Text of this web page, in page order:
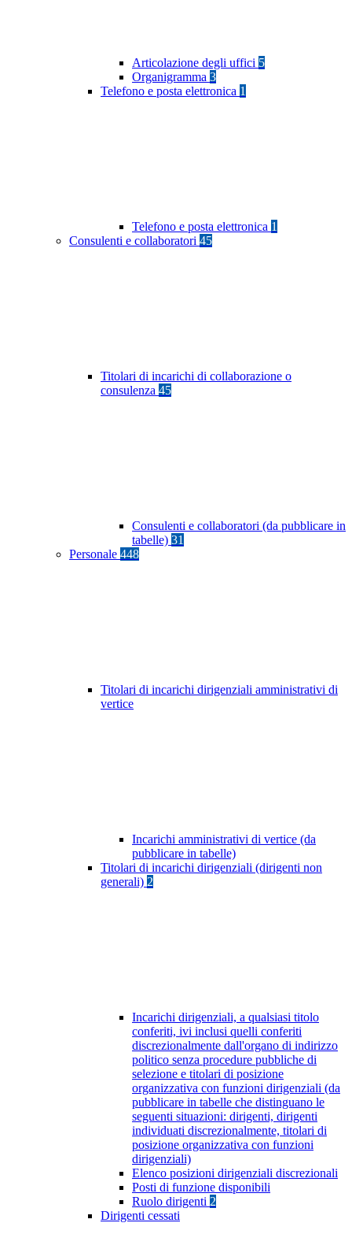
Articolazione degli uffici 5
Organigramma 3
Telefono e posta elettronica 1
Telefono e posta elettronica 1
Consulenti e collaboratori 45
Titolari di incarichi di collaborazione o
consulenza 45
Consulenti e collaboratori (da pubblicare in
tabelle) 31
Personale 448
Titolari di incarichi dirigenziali amministrativi di
vertice
Incarichi amministrativi di vertice (da
pubblicare in tabelle)
Titolari di incarichi dirigenziali (dirigenti non
generali) 2
Incarichi dirigenziali, a qualsiasi titolo
conferiti, ivi inclusi quelli conferiti
discrezionalmente dall'organo di indirizzo
politico senza procedure pubbliche di
selezione e titolari di posizione
organizzativa con funzioni dirigenziali (da
pubblicare in tabelle che distinguano le
seguenti situazioni: dirigenti, dirigenti
individuati discrezionalmente, titolari di
posizione organizzativa con funzioni
dirigenziali)
Elenco posizioni dirigenziali discrezionali
Posti di funzione disponibili
Ruolo dirigenti 2
Dirigenti cessati